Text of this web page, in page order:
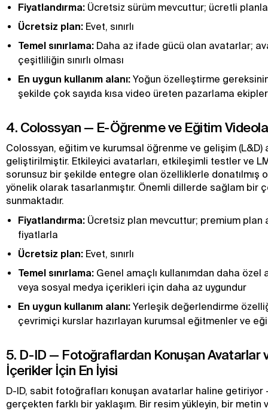
Fiyatlandırma: Ücretsiz sürüm mevcuttur; ücretli
Ücretsiz plan: Evet, sınırlı
Temel sınırlama: Daha az ifade gücü olan avatarlar;
çeşitliliğin sınırlı olması
En uygun kullanım alanı: Yoğun özelleştirme
şekilde çok sayıda kısa video üreten pazarlama
4. Colossyan — E-Öğrenme ve Eğitim
Colossyan, eğitim ve kurumsal öğrenme ve gelişim (L&D)
geliştirilmiştir. Etkileyici avatarları, etkileşimli testler ve
sorunsuz bir şekilde entegre olan özelliklerle donatılmış
yönelik olarak tasarlanmıştır. Önemli dillerde sağlam bir
sunmaktadır.
Fiyatlandırma: Ücretsiz plan mevcuttur; premium plan
fiyatlarla
Ücretsiz plan: Evet, sınırlı
Temel sınırlama: Genel amaçlı kullanımdan daha özel
veya sosyal medya içerikleri için daha az uygundur
En uygun kullanım alanı: Yerleşik değerlendirme
çevrimiçi kurslar hazırlayan kurumsal eğitmenler ve
5. D-ID — Fotoğraflardan Konuşan Avatarlar
İçerikler İçin En İyisi
D-ID, sabit fotoğrafları konuşan avatarlar haline getiriyor
gerçekten farklı bir yaklaşım. Bir resim yükleyin, bir metin